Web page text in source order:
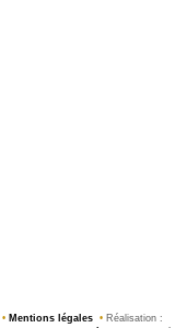
• Mentions légales • Réalisation :